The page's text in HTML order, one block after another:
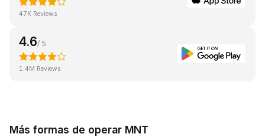
47K Reviews
4.6/ 5
1.4M Reviews
Más formas de operar MNT